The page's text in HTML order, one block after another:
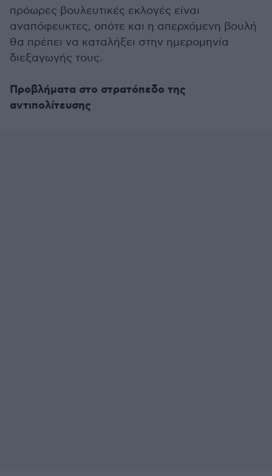
πρόωρες βουλευτικές εκλογές είναι
αναπόφευκτες, οπότε και η απερχόμενη βουλή
θα πρέπει να καταλήξει στην ημερομηνία
διεξαγωγής τους.
Προβλήματα στο στρατόπεδο της
αντιπολίτευσης